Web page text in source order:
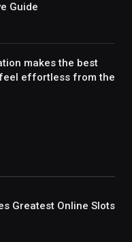
Guide
makes the best
effortless from the
Greatest Online Slots